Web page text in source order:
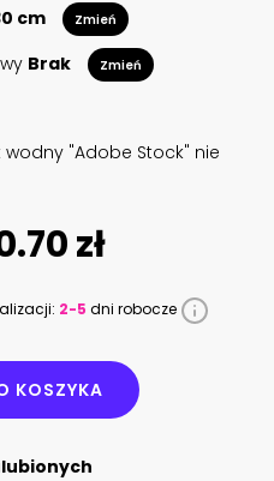
cm Zmień
Brak Zmień
"Adobe Stock" nie
zł
2-5 dni robocze
KOSZYKA